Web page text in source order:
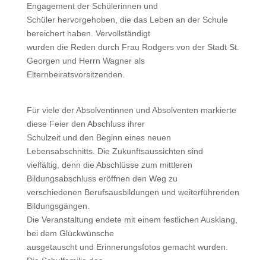
Engagement der Schülerinnen und
Schüler hervorgehoben, die das Leben an der Schule
bereichert haben. Vervollständigt
wurden die Reden durch Frau Rodgers von der Stadt St.
Georgen und Herrn Wagner als
Elternbeiratsvorsitzenden.
Für viele der Absolventinnen und Absolventen markierte
diese Feier den Abschluss ihrer
Schulzeit und den Beginn eines neuen
Lebensabschnitts. Die Zukunftsaussichten sind
vielfältig, denn die Abschlüsse zum mittleren
Bildungsabschluss eröffnen den Weg zu
verschiedenen Berufsausbildungen und weiterführenden
Bildungsgängen.
Die Veranstaltung endete mit einem festlichen Ausklang,
bei dem Glückwünsche
ausgetauscht und Erinnerungsfotos gemacht wurden.